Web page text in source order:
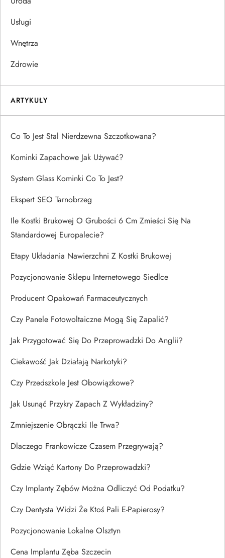
Usługi
Wnętrza
Zdrowie
ARTYKUŁY
Co To Jest Stal Nierdzewna Szczotkowana?
Kominki Zapachowe Jak Używać?
System Glass Kominki Co To Jest?
Ekspert SEO Tarnobrzeg
Ile Kostki Brukowej O Grubości 6 Cm Zmieści Się Na
Standardowej Europalecie?
Etapy Układania Nawierzchni Z Kostki Brukowej
Pozycjonowanie Sklepu Internetowego Siedlce
Producent Opakowań Farmaceutycznych
Czy Panele Fotowoltaiczne Mogą Się Zapalić?
Jak Przygotować Się Do Przeprowadzki Do Anglii?
Ciekawość Jak Działają Narkotyki?
Czy Przedszkole Jest Obowiązkowe?
Jak Usunąć Przykry Zapach Z Wykładziny?
Zmniejszenie Obrączki Ile Trwa?
Dlaczego Frankowicze Czasem Przegrywają?
Gdzie Wziąć Kartony Do Przeprowadzki?
Czy Implanty Zębów Można Odliczyć Od Podatku?
Czy Dentysta Widzi Że Ktoś Pali E-Papierosy?
Pozycjonowanie Lokalne Olsztyn
Cena Implantu Zęba Szczecin